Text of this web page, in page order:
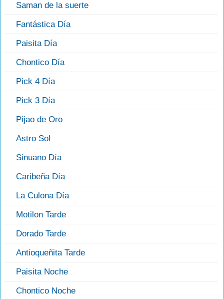
Saman de la suerte
Fantástica Día
Paisita Día
Chontico Día
Pick 4 Día
Pick 3 Día
Pijao de Oro
Astro Sol
Sinuano Día
Caribeña Día
La Culona Día
Motilon Tarde
Dorado Tarde
Antioqueñita Tarde
Paisita Noche
Chontico Noche